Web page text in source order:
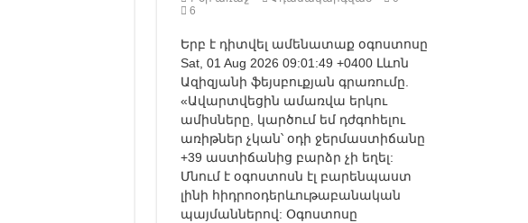
6
Երբ է դիտվել ամենատաք օգոստոսը
Sat, 01 Aug 2026 09:01:49 +0400 Լևոն
Ազիզյանի ֆեյսբուքյան գրառումը.
«Ավարտվեցին ամառվա երկու
ամիսները, կարծում եմ դժգոհելու
առիթներ չկան՝ օդի ջերմաստիճանը
+39 աստիճանից բարձր չի եղել:
Մնում է օգոստոսն էլ բարենպաստ
լինի հիդրոօդերևութաբանական
պայմաններով: Օգոստոսը